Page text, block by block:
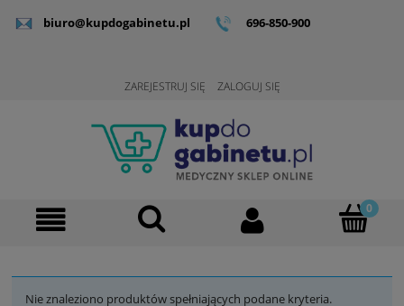
biuro@kupdogabinetu.pl 696-850-900
ZAREJESTRUJ SIĘ ZALOGUJ SIĘ
Nie znaleziono produktów spełniających podane kryteria.